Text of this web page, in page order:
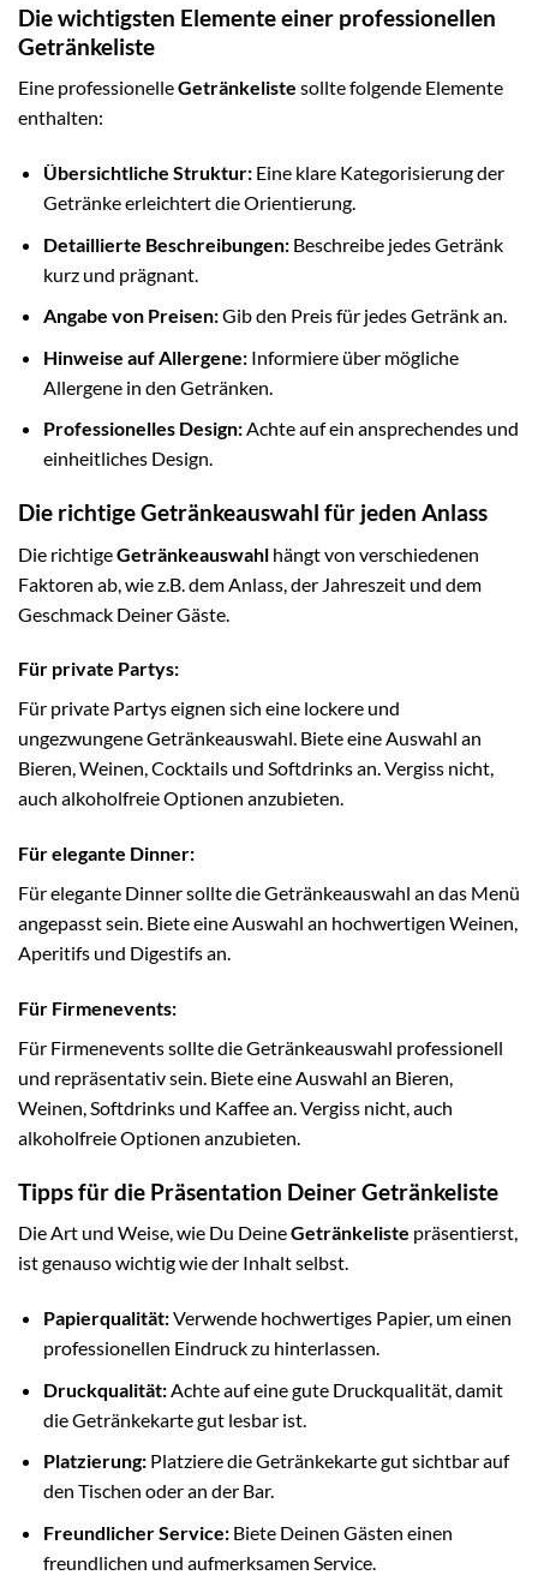
Die wichtigsten Elemente einer professionellen
Getränkeliste
Eine professionelleGetränkeliste sollte folgende Elemente
enthalten:
Übersichtliche Struktur:Eine klare Kategorisierung der
Getränke erleichtert die Orientierung.
Detaillierte Beschreibungen:Beschreibe jedes Getränk
kurz und prägnant.
Angabe von Preisen:Gib den Preis für jedes Getränk an.
Hinweise auf Allergene:Informiere über mögliche
Allergene in den Getränken.
Professionelles Design:Achte auf ein ansprechendes und
einheitliches Design.
Die richtige Getränkeauswahl für jeden Anlass
Die richtigeGetränkeauswahl hängt von verschiedenen
Faktoren ab, wie z.B. dem Anlass, der Jahreszeit und dem
Geschmack Deiner Gäste.
Für private Partys:
Für private Partys eignen sich eine lockere und
ungezwungene Getränkeauswahl. Biete eine Auswahl an
Bieren, Weinen, Cocktails und Softdrinks an. Vergiss nicht,
auch alkoholfreie Optionen anzubieten.
Für elegante Dinner:
Für elegante Dinner sollte die Getränkeauswahl an das Menü
angepasst sein. Biete eine Auswahl an hochwertigen Weinen,
Aperitifs und Digestifs an.
Für Firmenevents:
Für Firmenevents sollte die Getränkeauswahl professionell
und repräsentativ sein. Biete eine Auswahl an Bieren,
Weinen, Softdrinks und Kaffee an. Vergiss nicht, auch
alkoholfreie Optionen anzubieten.
Tipps für die Präsentation Deiner Getränkeliste
Die Art und Weise, wie Du DeineGetränkeliste präsentierst,
ist genauso wichtig wie der Inhalt selbst.
Papierqualität:Verwende hochwertiges Papier, um einen
professionellen Eindruck zu hinterlassen.
Druckqualität:Achte auf eine gute Druckqualität, damit
die Getränkekarte gut lesbar ist.
Platzierung:Platziere die Getränkekarte gut sichtbar auf
den Tischen oder an der Bar.
Freundlicher Service:Biete Deinen Gästen einen
freundlichen und aufmerksamen Service.